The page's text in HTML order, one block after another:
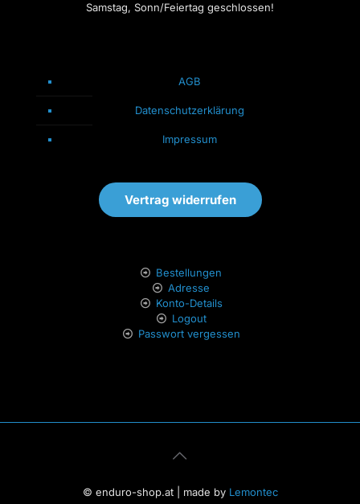
Samstag, Sonn/Feiertag geschlossen!
AGB
Datenschutzerklärung
Impressum
Vertrag widerrufen
Bestellungen
Adresse
Konto-Details
Logout
Passwort vergessen
© enduro-shop.at | made by Lemontec